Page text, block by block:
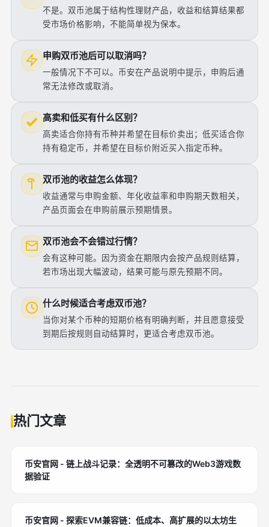
不是。双币池属于结构性理财产品，收益和结算结果都
受市场价格影响，不能简单视为保本。
申购双币池后可以取消吗？
一般情况下不可以。币安在产品说明中提示，申购后通
常无法修改或取消。
高卖和低买有什么区别？
高卖适合你持有币种并希望在目标价卖出；低买适合你
持有稳定币，并希望在目标价附近买入指定币种。
双币池的收益怎么体现？
收益通常与申购金额、年化收益率和申购期天数相关，
产品页面会在申购前展示预期情景。
双币池会不会错过行情？
会有这种可能。因为资金在期限内会按产品规则结算，
若市场出现大幅波动，结果可能与原先预期不同。
什么时候适合考虑双币池？
当你对某个币种的短期价格有明确判断，并且愿意接受
到期后按规则自动结算时，更适合考虑双币池。
热门文章
币安官网 - 链上战斗记录：全透明不可篡改的Web3游戏数
据验证
币安官网 - 探索EVM兼容链：低成本、高扩展的以太坊生